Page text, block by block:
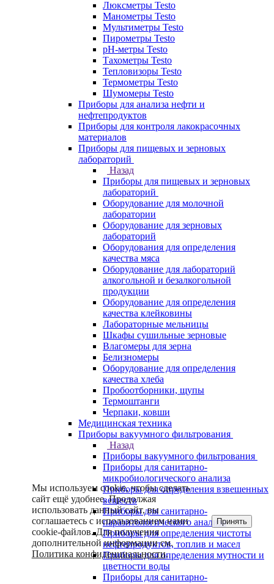
Люксметры Testo
Манометры Testo
Мультиметры Testo
Пирометры Testo
pH-метры Testo
Тахометры Testo
Тепловизоры Testo
Термометры Testo
Шумомеры Testo
Приборы для анализа нефти и
нефтепродуктов
Приборы для контроля лакокрасочных
материалов
Приборы для пищевых и зерновых
лабораторий
Назад
Приборы для пищевых и зерновых
лабораторий
Оборудование для молочной
лаборатории
Оборудование для зерновых
лабораторий
Оборудования для определения
качества мяса
Оборудование для лабораторий
алкогольной и безалкогольной
продукции
Оборудование для определения
качества клейковины
Лабораторные мельницы
Шкафы сушильные зерновые
Влагомеры для зерна
Белизномеры
Оборудование для определения
качества хлеба
Пробоотборники, щупы
Термоштанги
Черпаки, ковши
Медицинская техника
Приборы вакуумного фильтрования
Назад
Приборы вакуумного фильтрования
Приборы для санитарно-
микробиологического анализа
Приборы для определения взвешенных
веществ
Приборы для санитарно-
паразитологического анализа
Приборы для определения чистоты
нефтепродуктов, топлив и масел
Приборы для определения мутности и
цветности воды
Приборы для санитарно-
Мы используем cookie, чтобы сделать
сайт ещё удобнее. Продолжая
использовать данный сайт, вы
соглашаетесь с использованием нами
cookie-файлов. Для получения
дополнительной информации см.
Политика конфиденциальности.
Принять